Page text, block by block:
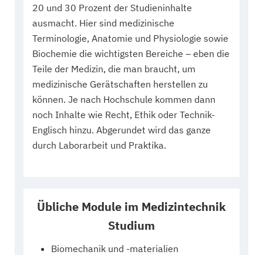
20 und 30 Prozent der Studieninhalte
ausmacht. Hier sind medizinische
Terminologie, Anatomie und Physiologie sowie
Biochemie die wichtigsten Bereiche – eben die
Teile der Medizin, die man braucht, um
medizinische Gerätschaften herstellen zu
können. Je nach Hochschule kommen dann
noch Inhalte wie Recht, Ethik oder Technik-
Englisch hinzu. Abgerundet wird das ganze
durch Laborarbeit und Praktika.
Übliche Module im Medizintechnik
Studium
Biomechanik und -materialien